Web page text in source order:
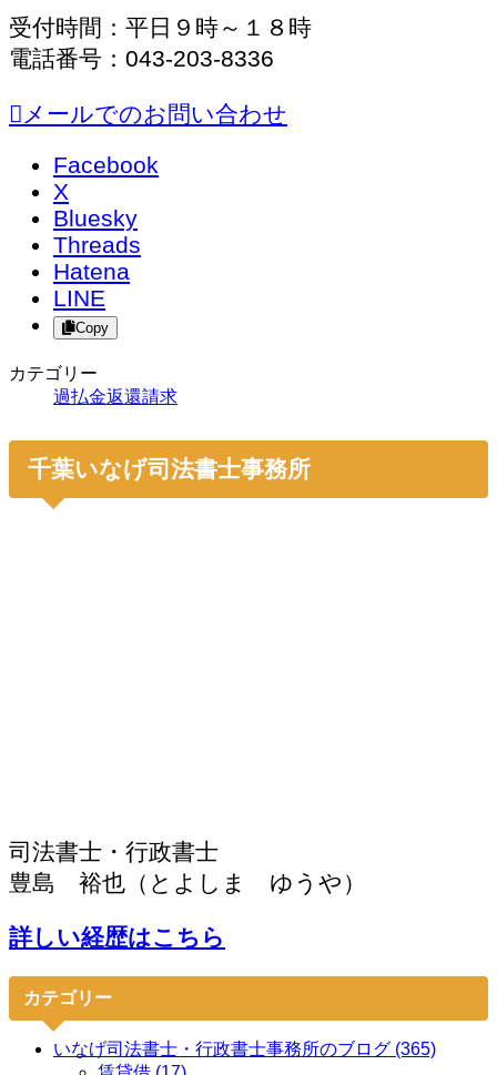
受付時間：平日９時～１８時
電話番号：043-203-8336
メールでのお問い合わせ
Facebook
X
Bluesky
Threads
Hatena
LINE
Copy
カテゴリー
過払金返還請求
千葉いなげ司法書士事務所
司法書士・行政書士
豊島 裕也（とよしま ゆうや）
詳しい経歴はこちら
カテゴリー
いなげ司法書士・行政書士事務所のブログ (365)